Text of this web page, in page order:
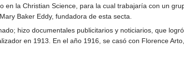
en la Christian Science, para la cual trabajaría con un
Baker Eddy, fundadora de esta secta.
hizo documentales publicitarios y noticiarios, que
en 1913. En el año 1916, se casó con Florence